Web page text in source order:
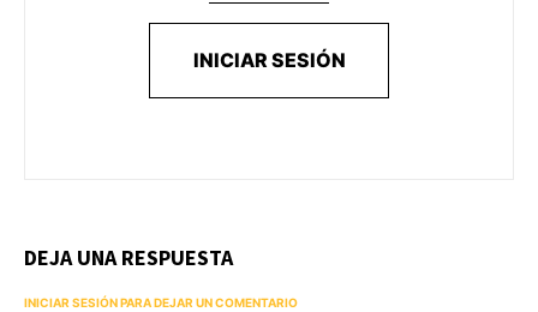
INICIAR SESIÓN
DEJA UNA RESPUESTA
INICIAR SESIÓN PARA DEJAR UN COMENTARIO